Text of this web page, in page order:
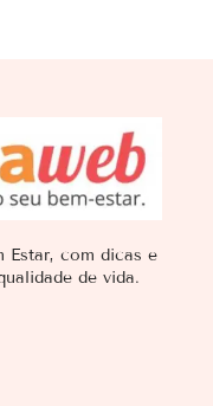
Estar, com dicas e
de vida.